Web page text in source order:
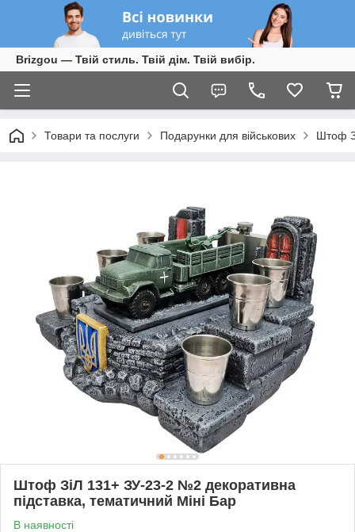
Brizgou — Твій стиль. Твій дім. Твій вибір.
Товари та послуги Подарунки для військових Штоф
Штоф ЗіЛ 131+ ЗУ-23-2 №2 декоративна
підставка, тематичний Міні Бар
В наявності